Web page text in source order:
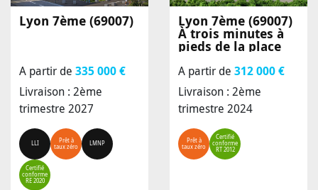
Lyon 7ème (69007)
A partir de 335 000 €
Livraison : 2ème
trimestre 2027
LLI
Prêt à
taux zéro
LMNP
Certifié
conforme
RE 2020
Lyon 7ème (69007)
À trois minutes à
pieds de la place
A partir de 312 000 €
Livraison : 2ème
trimestre 2024
Prêt à
taux zéro
Certifié
conforme
RT 2012